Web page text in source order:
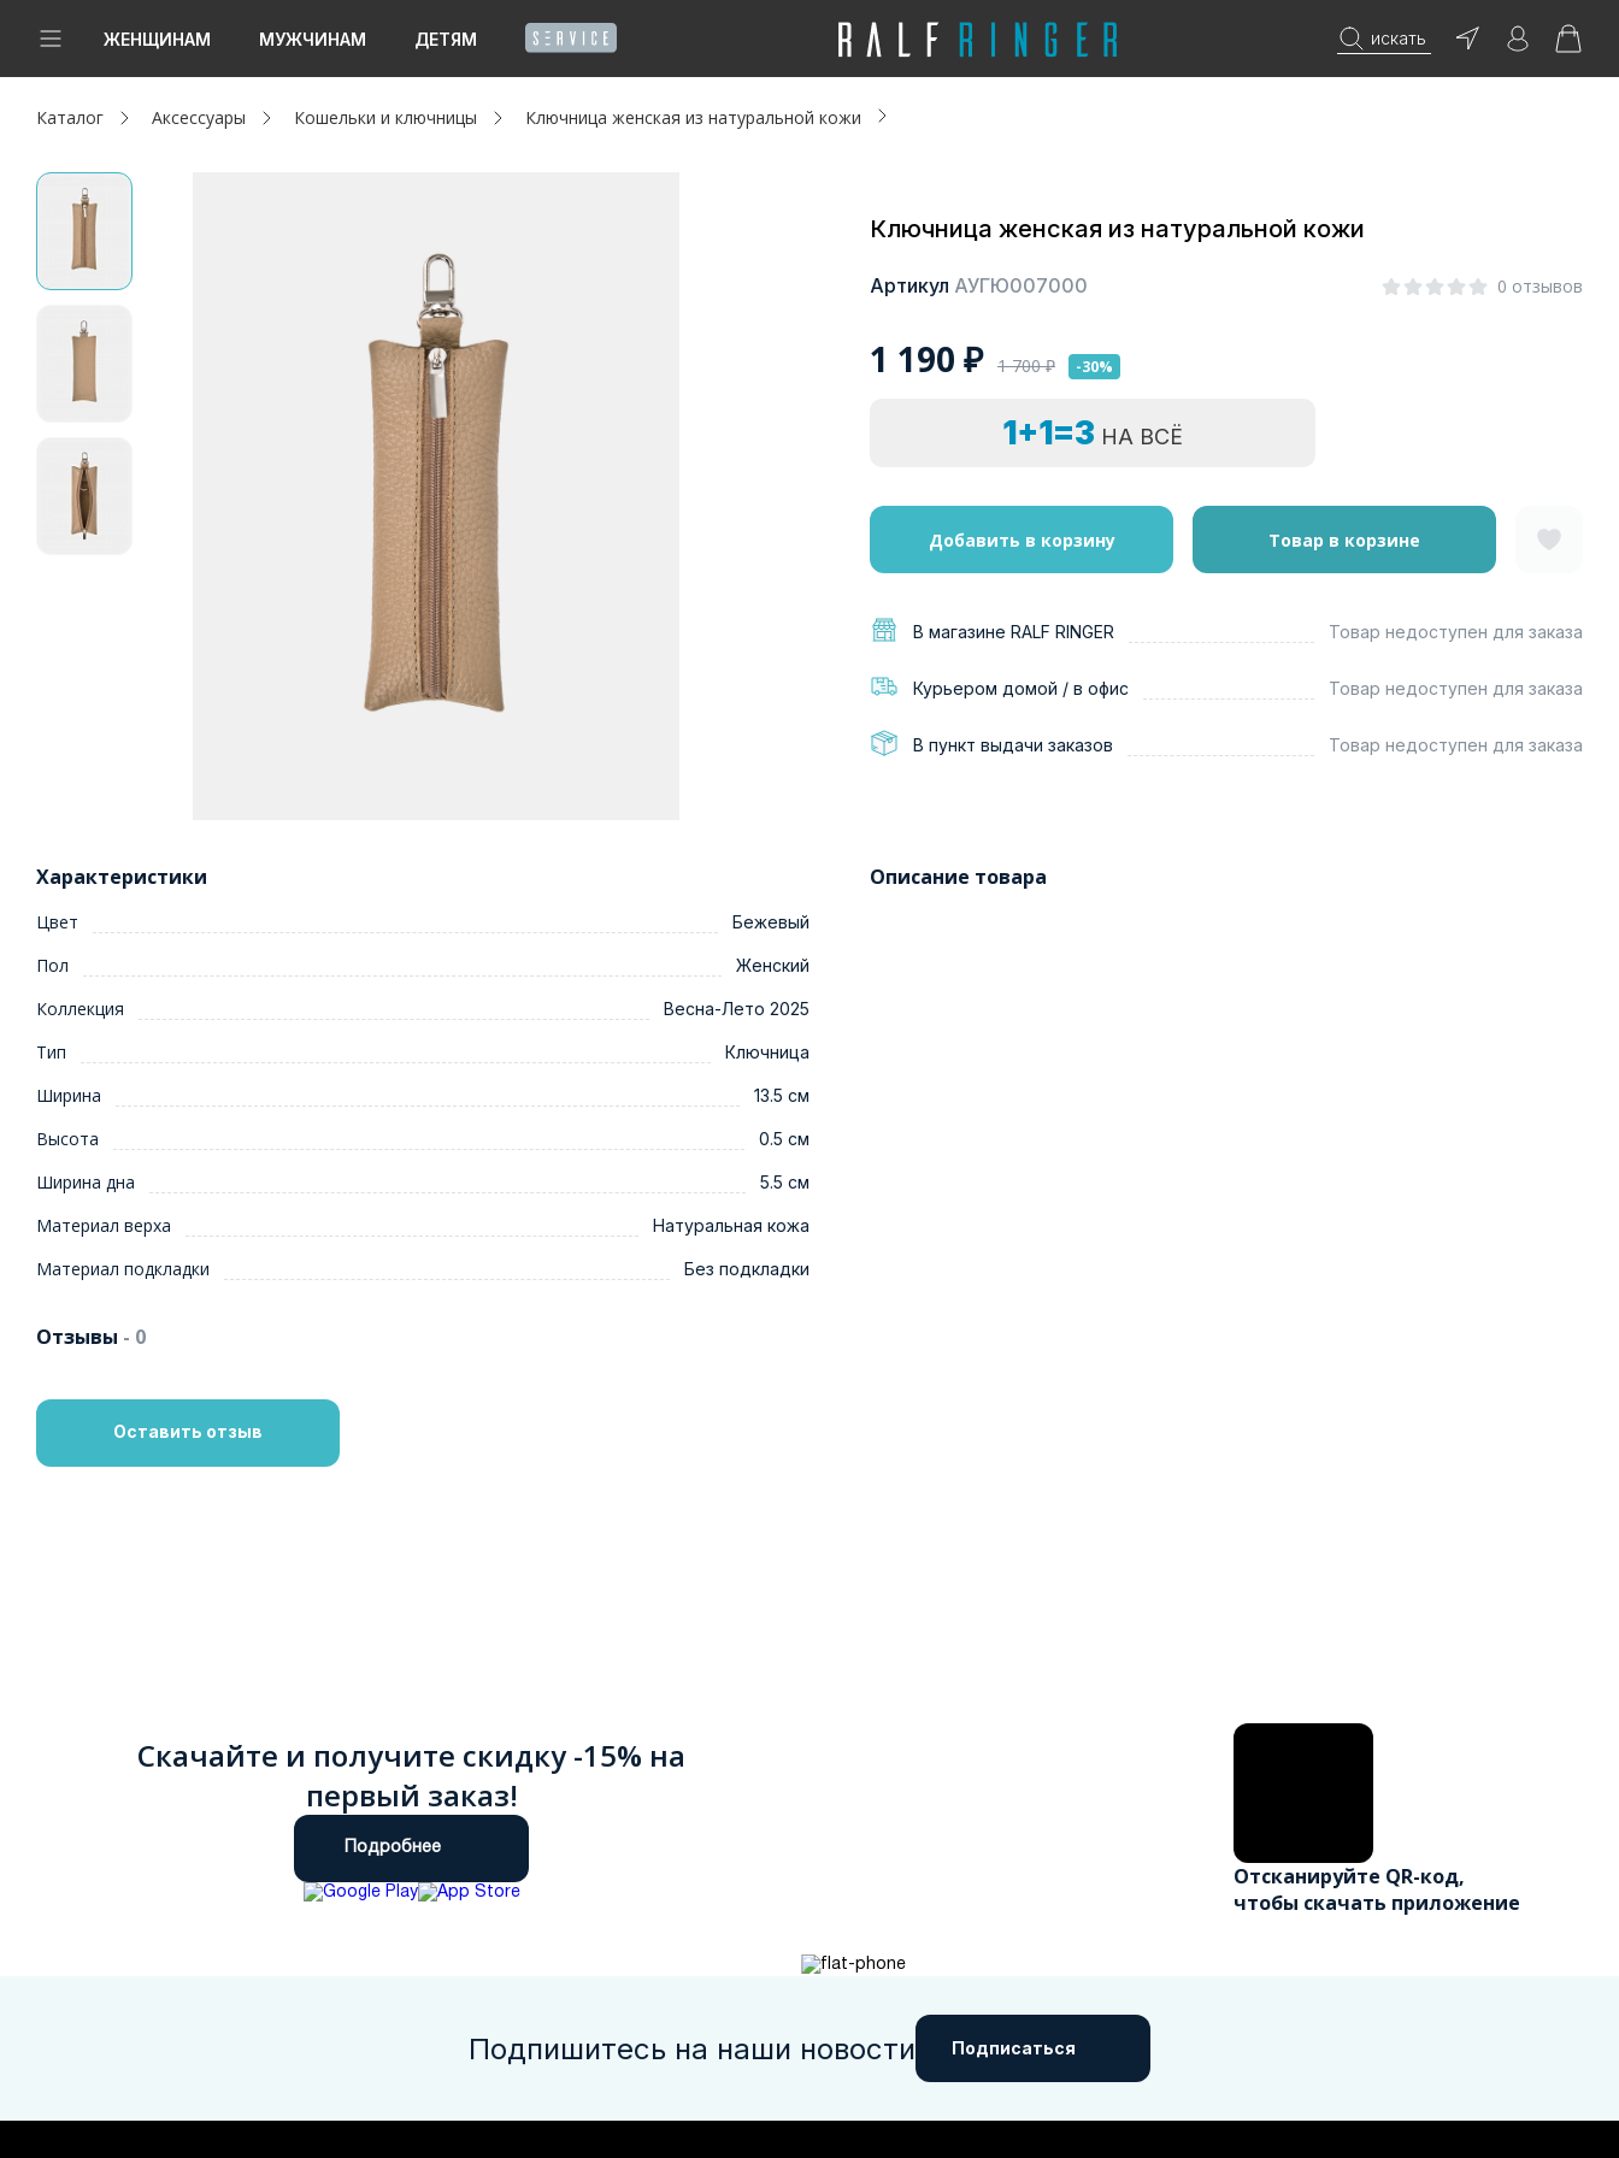
ЖЕНЩИНАМ МУЖЧИНАМ ДЕТЯМ искать
Новинки
Женщинам
Акции / Новости
Адреса магазинов
Каталог Аксессуары Кошельки и ключницы Ключница женская из натуральной кожи
Ключница женская из натуральной кожи
Артикул АУГЮ007000 0 отзывов
1 190 ₽ 1 700₽ -30%
1+1=3 НА ВСЁ
Добавить в корзину Товар в корзине
В магазине RALF RINGER Товар недоступен для заказа
Курьером домой / в офис Товар недоступен для заказа
В пункт выдачи заказов Товар недоступен для заказа
Характеристики
Цвет Бежевый
Пол Женский
Коллекция Весна-Лето 2025
Тип Ключница
Ширина 13.5 см
Высота 0.5 см
Ширина дна 5.5 см
Материал верха Натуральная кожа
Материал подкладки Без подкладки
Описание товара
Отзывы - 0
Оставить отзыв
Скачайте и получите скидку -15% на
первый заказ!
Подробнее
Отсканируйте QR-код,
чтобы скачать приложение
Подпишитесь на наши новости Подписаться